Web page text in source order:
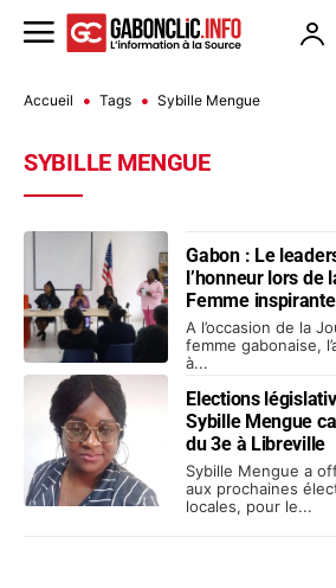
Accueil Tags Sybille Mengue
SYBILLE MENGUE
Gabon : Le
l’honneur lors de
Femme
A l’occasion de la
femme gabonaise,
à...
Elections
Sybille Mengue
du 3e à Libreville
Sybille Mengue a
aux prochaines
locales, pour le...